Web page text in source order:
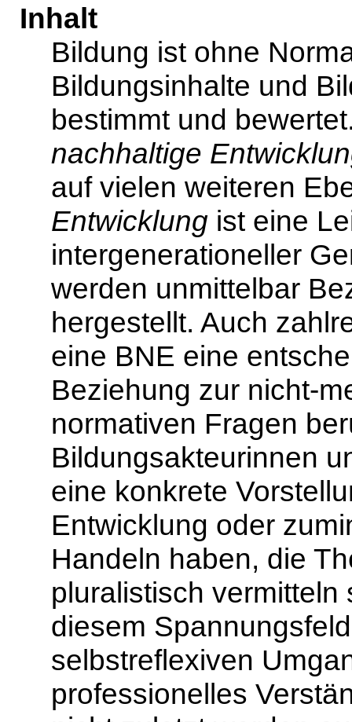
Inhalt
Bildung ist ohne
Bildungsinhalte und
bestimmt und
nachhaltige
auf vielen weiteren
Entwicklung ist eine
intergenerationeller
werden unmittelbar
hergestellt. Auch
eine BNE eine
Beziehung zur nicht-
normativen Fragen
Bildungsakteurinnen
eine konkrete
Entwicklung oder
Handeln haben, die
pluralistisch
diesem
selbstreflexiven
professionelles